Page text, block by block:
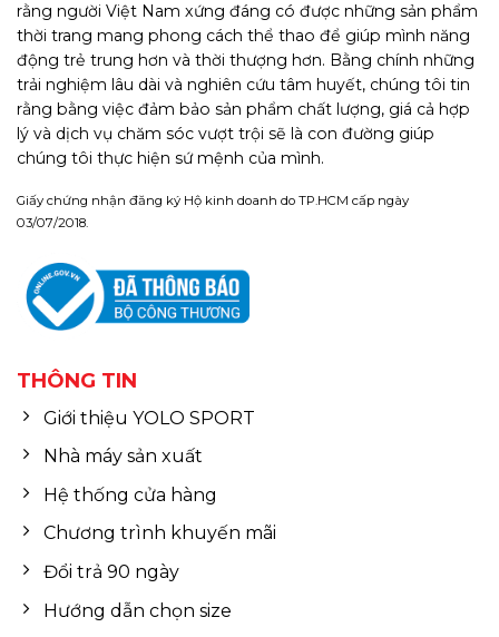
rằng người Việt Nam xứng đáng có được những sản phẩm
thời trang mang phong cách thể thao để giúp mình năng
động trẻ trung hơn và thời thượng hơn. Bằng chính những
trải nghiệm lâu dài và nghiên cứu tâm huyết, chúng tôi tin
rằng bằng việc đảm bảo sản phẩm chất lượng, giá cả hợp
lý và dịch vụ chăm sóc vượt trội sẽ là con đường giúp
chúng tôi thực hiện sứ mệnh của mình.
Giấy chứng nhận đăng ký Hộ kinh doanh do TP.HCM cấp ngày
03/07/2018.
THÔNG TIN
Giới thiệu YOLO SPORT
Nhà máy sản xuất
Hệ thống cửa hàng
Chương trình khuyến mãi
Đổi trả 90 ngày
Hướng dẫn chọn size